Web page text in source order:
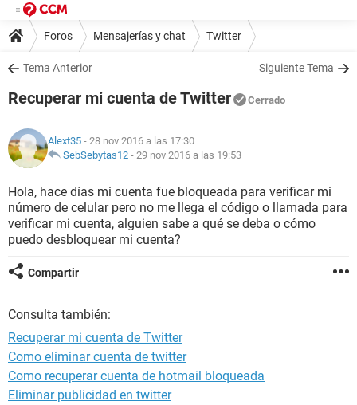
Foros Mensajerías y chat Twitter
Tema Anterior Siguiente Tema
Recuperar mi cuenta de Twitter Cerrado
Alext35 - 28 nov 2016 a las 17:30
SebSebytas12 - 29 nov 2016 a las 19:53
Hola, hace días mi cuenta fue bloqueada para verificar mi
número de celular pero no me llega el código o llamada para
verificar mi cuenta, alguien sabe a qué se deba o cómo
puedo desbloquear mi cuenta?
Compartir
Consulta también:
Recuperar mi cuenta de Twitter
Como eliminar cuenta de twitter
Como recuperar cuenta de hotmail bloqueada
Eliminar publicidad en twitter